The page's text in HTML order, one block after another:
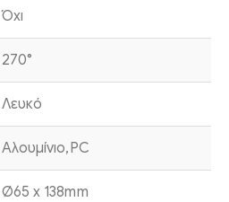
Όχι
270°
Λευκό
Αλουμίνιο,PC
Ø65 x 138mm